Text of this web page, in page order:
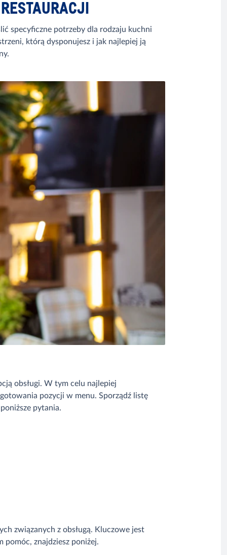
specyficzne potrzeby dla rodzaju kuchni
którą dysponujesz i jak najlepiej ją
obsługi. W tym celu najlepiej
pozycji w menu. Sporządź listę
pytania.
związanych z obsługą. Kluczowe jest
znajdziesz poniżej.